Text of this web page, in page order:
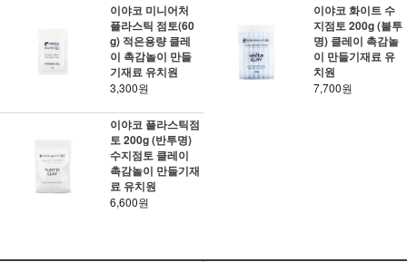
이야코 미니어처
플라스틱 점토(60
g) 적은용량 클레
이 촉감놀이 만들
기재료 유치원
3,300원
이야코 화이트 수
지점토 200g (불투
명) 클레이 촉감놀
이 만들기재료 유
치원
7,700원
이야코 플라스틱점
토 200g (반투명)
수지점토 클레이
촉감놀이 만들기재
료 유치원
6,600원